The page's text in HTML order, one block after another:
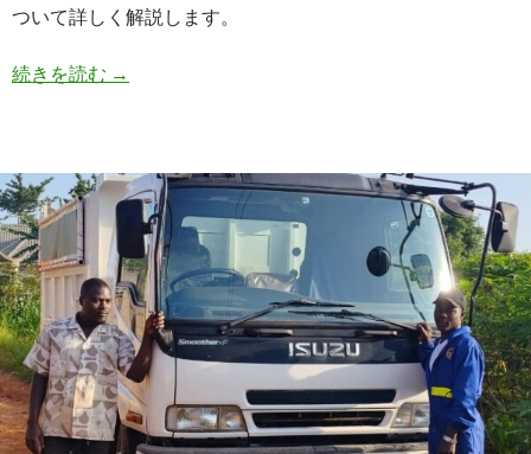
ついて詳しく解説します。
続きを読む
中
ッ
ク
市
場
で
人
気
の
「い
すゞ
→